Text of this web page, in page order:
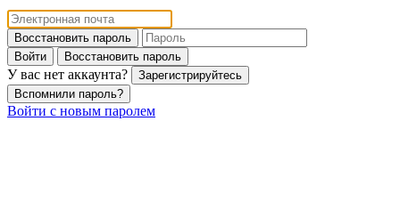
Восстановить пароль
Войти
Восстановить пароль
У вас нет аккаунта?
Зарегистрируйтесь
Вспомнили пароль?
Войти с новым паролем